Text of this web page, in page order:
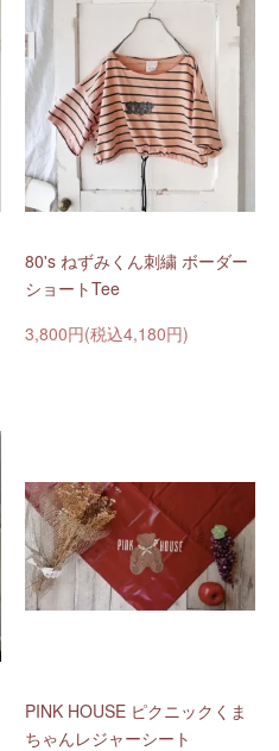
80's ねずみくん刺繍 ボーダー
ショートTee
3,800円(税込4,180円)
PINK HOUSE ピクニックくま
ちゃんレジャーシート